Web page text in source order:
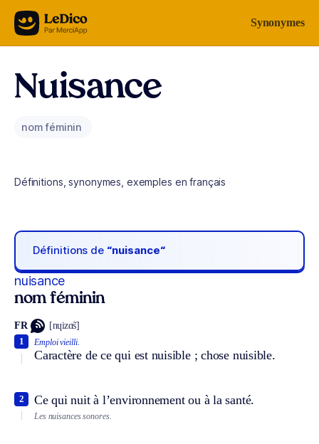
Aller au contenu Synonymes
Nuisance
nom féminin
Définitions, synonymes, exemples en français
Définitions de “nuisance“
nuisance
nom féminin
FR [nɥizɑ̃s]
Emploi vieilli.
Caractère de ce qui est nuisible ; chose nuisible.
1
Ce qui nuit à l’environnement ou à la santé.
2
Les nuisances sonores.